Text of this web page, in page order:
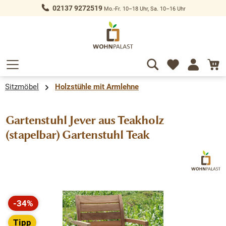
springen 02137 9272519Mo.-Fr. 10–18 Uhr, Sa. 10–16 Uhr
Sitzmöbel Holzstühle mit Armlehne
Gartenstuhl Jever aus Teakholz
(stapelbar) Gartenstuhl Teak
Bildergalerie überspringen
-34%
Rabatt
Tipp